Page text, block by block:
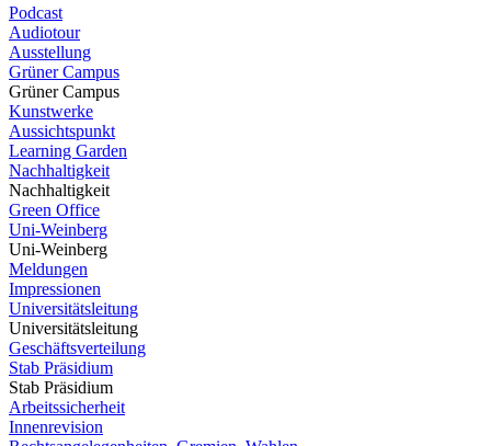
Podcast
Audiotour
Ausstellung
Grüner Campus
Grüner Campus
Kunstwerke
Aussichtspunkt
Learning Garden
Nachhaltigkeit
Nachhaltigkeit
Green Office
Uni-Weinberg
Uni-Weinberg
Meldungen
Impressionen
Universitätsleitung
Universitätsleitung
Geschäftsverteilung
Stab Präsidium
Stab Präsidium
Arbeitssicherheit
Innenrevision